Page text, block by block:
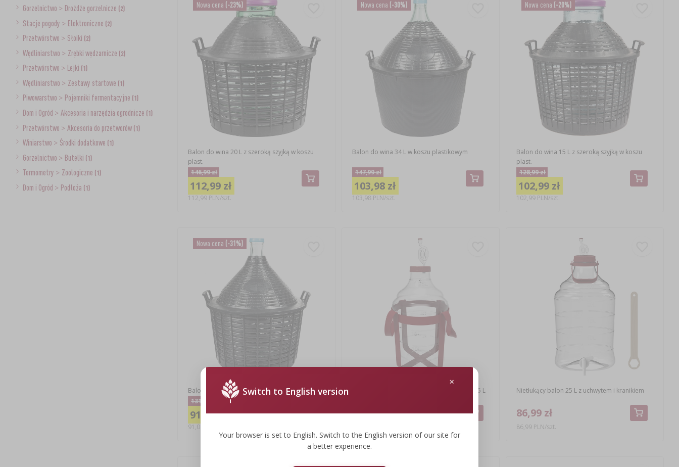
Gorzelnictwo > Drożdże gorzelnicze (2)
Stacje pogody > Elektroniczne (2)
Przetwórstwo > Słoiki (2)
Wędliniarstwo > Zrębki wędzarnicze (2)
Przetwórstwo > Lejki (1)
Wędliniarstwo > Zestawy startowe (1)
Piwowarstwo > Pojemniki fermentacyjne (1)
Dom i Ogród > Akcesoria i narzędzia ogrodnicze (1)
Przetwórstwo > Akcesoria do przetworów (1)
Winiarstwo > Środki dodatkowe (1)
Gorzelnictwo > Butelki (1)
Termometry > Zoologiczne (1)
Dom i Ogród > Podłoża (1)
Nowa cena (-23%)
Balon do wina 20 L z szeroką szyjką w koszu
plast.
146,99 zł
112,99 zł
112,99 PLN/szt.
Nowa cena (-30%)
Balon do wina 34 L w koszu plastikowym
147,99 zł
103,98 zł
103,98 PLN/szt.
Nowa cena (-20%)
Balon do wina 15 L z szeroką szyjką w koszu
plast.
128,99 zł
102,99 zł
102,99 PLN/szt.
Nowa cena (-31%)
Balon do wina 25 L w koszu plastikowym
131,00 zł
91,00 zł
91,00 PLN/szt.
Balon do wina lekki, nietłukący, z szelkami, 25 L
86,99 zł
Nietłukący balon 25 L z uchwytem i kranikiem
86,99 zł
86,99 PLN/szt.
Switch to English version
Your browser is set to English. Switch to the English version of our site for
a better experience.